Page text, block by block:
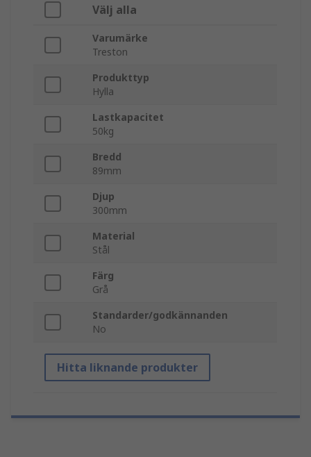
Välj alla
Varumärke
Treston
Produkttyp
Hylla
Lastkapacitet
50kg
Bredd
89mm
Djup
300mm
Material
Stål
Färg
Grå
Standarder/godkännanden
No
Hitta liknande produkter